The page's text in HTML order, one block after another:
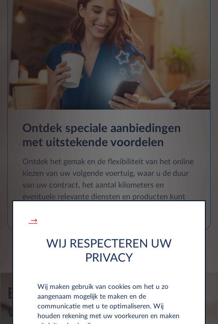
Ontdek speciale aanbiedingen
met uitstekende voordelen
Ontdek het gemak en de flexibiliteit van het online
kiezen van uw volgende voertuig, waar u de duur
van uw contract, het aantal kilometers en
eventuele relevante diensten en producten kunt
Bent u een
wagenparkbeheerder?
→
WIJ RESPECTEREN UW
PRIVACY
Wij maken gebruik van cookies om het u zo
aangenaam mogelijk te maken en de
communicatie met u te optimaliseren. Wij
houden rekening met uw voorkeuren en maken